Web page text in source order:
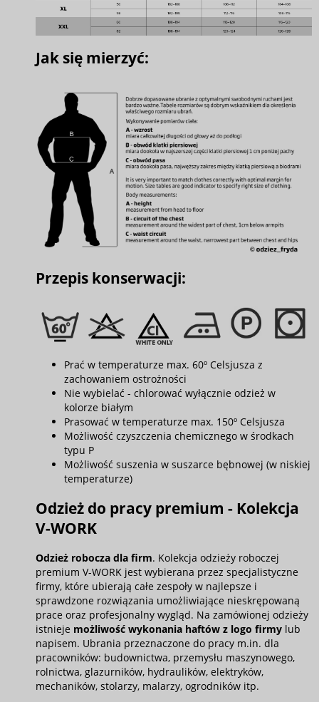
Jak się mierzyć:
Przepis konserwacji:
Prać w temperaturze max. 60º Celsjusza z
zachowaniem ostrożności
Nie wybielać - chlorować wyłącznie odzież w
kolorze białym
Prasować w temperaturze max. 150º Celsjusza
Możliwość czyszczenia chemicznego w środkach
typu P
Możliwość suszenia w suszarce bębnowej (w niskiej
temperaturze)
Odzież do pracy premium - Kolekcja
V-WORK
Odzież robocza dla firm. Kolekcja odzieży roboczej
premium V-WORK jest wybierana przez specjalistyczne
firmy, które ubierają całe zespoły w najlepsze i
sprawdzone rozwiązania umożliwiające nieskrępowaną
prace oraz profesjonalny wygląd. Na zamówionej odzieży
istnieje możliwość wykonania haftów z logo firmy lub
napisem. Ubrania przeznaczone do pracy m.in. dla
pracowników: budownictwa, przemysłu maszynowego,
rolnictwa, glazurników, hydraulików, elektryków,
mechaników, stolarzy, malarzy, ogrodników itp.